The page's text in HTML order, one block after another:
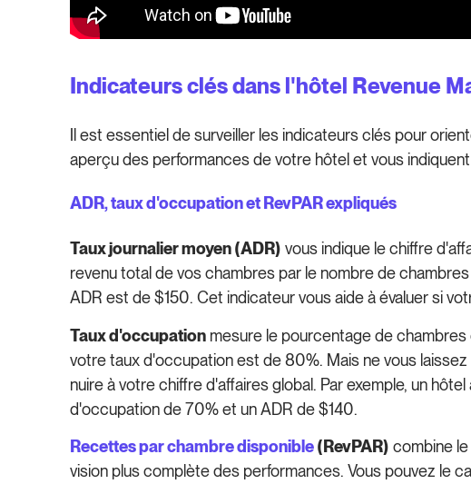
Indicateurs clés dans l'hôtel Revenue
Il est essentiel de surveiller les indicateurs clés pour
aperçu des performances de votre hôtel et vous
ADR, taux d'occupation et RevPAR expliqués
Taux journalier moyen (ADR) vous indique le chiffre
revenu total de vos chambres par le nombre de
ADR est de $150. Cet indicateur vous aide à évaluer si
Taux d'occupation mesure le pourcentage de
votre taux d'occupation est de 80%. Mais ne vous
nuire à votre chiffre d'affaires global. Par exemple, un
d'occupation de 70% et un ADR de $140.
Recettes par chambre disponible(RevPAR) combine
vision plus complète des performances. Vous pouvez le